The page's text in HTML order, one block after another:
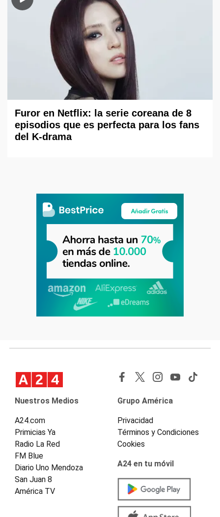
Furor en Netflix: la serie coreana de 8
episodios que es perfecta para los fans
del K-drama
Nuestros Medios
A24.com
Primicias Ya
Radio La Red
FM Blue
Diario Uno Mendoza
San Juan 8
América TV
Grupo América
Privacidad
Términos y Condiciones
Cookies
A24 en tu móvil